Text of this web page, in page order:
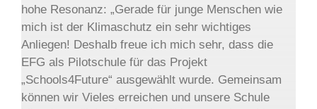
hohe Resonanz: „Gerade für junge Menschen wie
mich ist der Klimaschutz ein sehr wichtiges
Anliegen! Deshalb freue ich mich sehr, dass die
EFG als Pilotschule für das Projekt
„Schools4Future“ ausgewählt wurde. Gemeinsam
können wir Vieles erreichen und unsere Schule